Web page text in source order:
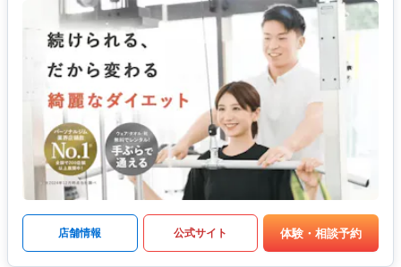
店舗情報 公式サイト 体験・相談予約